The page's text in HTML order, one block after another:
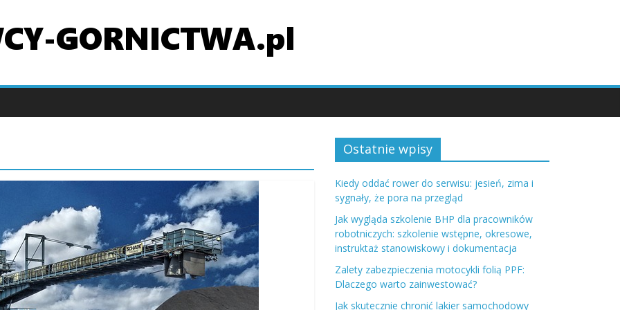
Ostatnie wpisy
Kiedy oddać rower do serwisu: jesień, zima i
sygnały, że pora na przegląd
Jak wygląda szkolenie BHP dla pracowników
robotniczych: szkolenie wstępne, okresowe,
instruktaż stanowiskowy i dokumentacja
Zalety zabezpieczenia motocykli folią PPF:
Dlaczego warto zainwestować?
Jak skutecznie chronić lakier samochodowy